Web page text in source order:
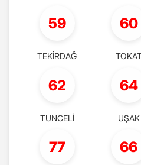
59
TEKİRDAĞ
60
62
TUNCELİ
64
UŞAK
77 66